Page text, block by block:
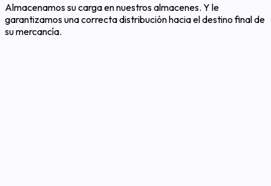
Almacenamos su carga en nuestros almacenes. Y le
garantizamos una correcta distribución hacia el destino final de
su mercancía.